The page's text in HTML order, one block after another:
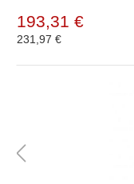
193,31 €
231,97 €